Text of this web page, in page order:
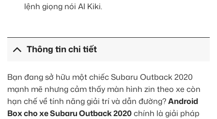
lệnh giọng nói AI Kiki.
Thông tin chi tiết
Bạn đang sở hữu một chiếc Subaru Outback 2020
mạnh mẽ nhưng cảm thấy màn hình zin theo xe còn
hạn chế về tính năng giải trí và dẫn đường?Android
Box cho xe Subaru Outback 2020chính là giải pháp